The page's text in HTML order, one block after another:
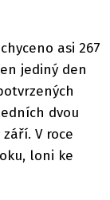
asi 267
jediný den
dvou
V roce
loni ke